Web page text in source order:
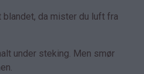
da mister du luft fra
under steking. Men smør